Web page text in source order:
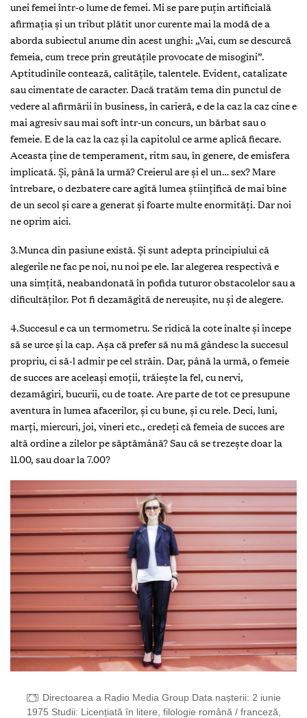
unei femei într-o lume de femei. Mi se pare puțin artificială
afirmația și un tribut plătit unor curente mai la modă de a
aborda subiectul anume din acest unghi: „Vai, cum se descurcă
femeia, cum trece prin greutățile provocate de misogini”.
Aptitudinile contează, calitățile, talentele. Evident, catalizate
sau cimentate de caracter. Dacă tratăm tema din punctul de
vedere al afirmării în business, în carieră, e de la caz la caz cine e
mai agresiv sau mai soft într-un concurs, un bărbat sau o
femeie. E de la caz la caz și la capitolul ce arme aplică fiecare.
Aceasta ţine de temperament, ritm sau, în genere, de emisfera
implicată. Și, până la urmă? Creierul are și el un… sex? Mare
întrebare, o dezbatere care agită lumea științifică de mai bine
de un secol și care a generat și foarte multe enormități. Dar noi
ne oprim aici.
3.Munca din pasiune există. Şi sunt adepta principiului că
alegerile ne fac pe noi, nu noi pe ele. Iar alegerea respectivă e
una simţită, neabandonată în pofida tuturor obstacolelor sau a
dificultăţilor. Pot fi dezamăgită de nereuşite, nu şi de alegere.
4.Succesul e ca un termometru. Se ridică la cote înalte şi începe
să se urce şi la cap. Aşa că prefer să nu mă gândesc la succesul
propriu, ci să-l admir pe cel străin. Dar, până la urmă, o femeie
de succes are aceleași emoții, trăiește la fel, cu nervi,
dezamăgiri, bucurii, cu de toate. Are parte de tot ce presupune
aventura în lumea afacerilor, și cu bune, și cu rele. Deci, luni,
marți, miercuri, joi, vineri etc., credeți că femeia de succes are
altă ordine a zilelor pe săptămână? Sau că se trezește doar la
11.00, sau doar la 7.00?
Directoarea a Radio Media Group Data nașterii: 2 iunie
1975 Studii: Licențiată în litere, filologie română / franceză,